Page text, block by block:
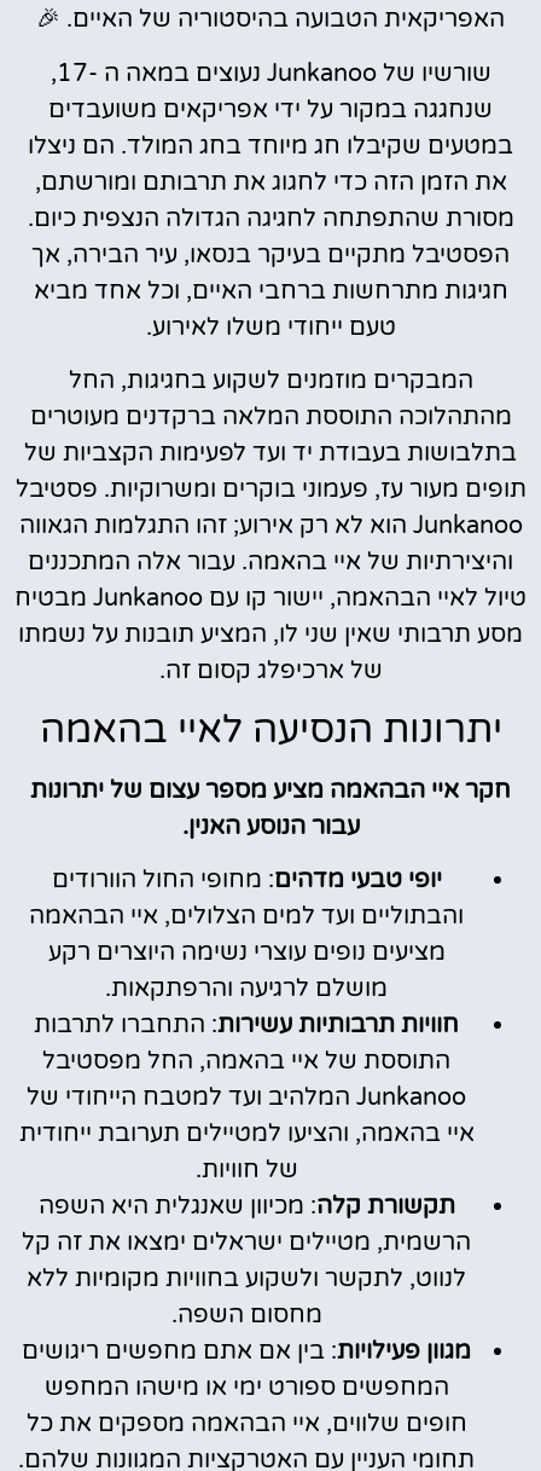
האפריקאית הטבועה בהיסטוריה של האיים. 🎉
שורשיו של Junkanoo נעוצים במאה ה -17,
שנחגגה במקור על ידי אפריקאים משועבדים
במטעים שקיבלו חג מיוחד בחג המולד. הם ניצלו
את הזמן הזה כדי לחגוג את תרבותם ומורשתם,
מסורת שהתפתחה לחגיגה הגדולה הנצפית כיום.
הפסטיבל מתקיים בעיקר בנסאו, עיר הבירה, אך
חגיגות מתרחשות ברחבי האיים, וכל אחד מביא
טעם ייחודי משלו לאירוע.
המבקרים מוזמנים לשקוע בחגיגות, החל
מהתהלוכה התוססת המלאה ברקדנים מעוטרים
בתלבושות בעבודת יד ועד לפעימות הקצביות של
תופים מעור עז, פעמוני בוקרים ומשרוקיות. פסטיבל
Junkanoo הוא לא רק אירוע; זהו התגלמות הגאווה
והיצירתיות של איי בהאמה. עבור אלה המתכננים
טיול לאיי הבהאמה, יישור קו עם Junkanoo מבטיח
מסע תרבותי שאין שני לו, המציע תובנות על נשמתו
של ארכיפלג קסום זה.
יתרונות הנסיעה לאיי בהאמה
חקר איי הבהאמה מציע מספר עצום של יתרונות
עבור הנוסע האנין.
יופי טבעי מדהים: מחופי החול הוורודים
והבתוליים ועד למים הצלולים, איי הבהאמה
מציעים נופים עוצרי נשימה היוצרים רקע
מושלם לרגיעה והרפתקאות.
חוויות תרבותיות עשירות: התחברו לתרבות
התוססת של איי בהאמה, החל מפסטיבל
Junkanoo המלהיב ועד למטבח הייחודי של
איי בהאמה, והציעו למטיילים תערובת ייחודית
של חוויות.
תקשורת קלה: מכיוון שאנגלית היא השפה
הרשמית, מטיילים ישראלים ימצאו את זה קל
לנווט, לתקשר ולשקוע בחוויות מקומיות ללא
מחסום השפה.
מגוון פעילויות: בין אם אתם מחפשים ריגושים
המחפשים ספורט ימי או מישהו המחפש
חופים שלווים, איי הבהאמה מספקים את כל
תחומי העניין עם האטרקציות המגוונות שלהם.